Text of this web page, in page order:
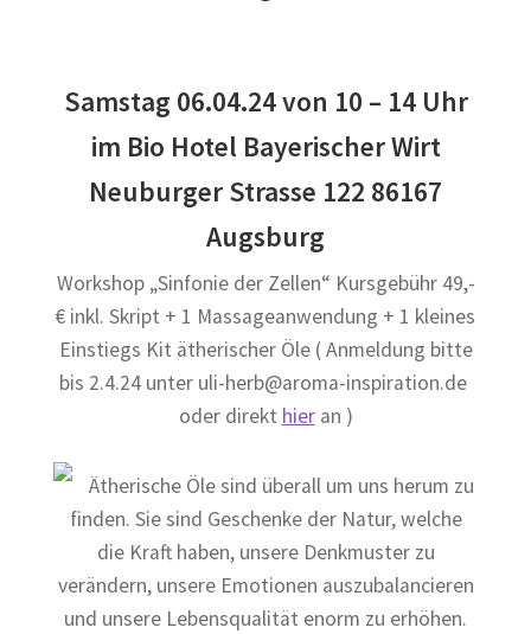
Samstag 06.04.24 von 10 – 14 Uhr
im Bio Hotel Bayerischer Wirt
Neuburger Strasse 122 86167
Augsburg
Workshop „Sinfonie der Zellen“ Kursgebühr 49,-
€ inkl. Skript + 1 Massageanwendung + 1 kleines
Einstiegs Kit ätherischer Öle ( Anmeldung bitte
bis 2.4.24 unter uli-herb@aroma-inspiration.de
oder direkt hieran )
Ätherische Öle sind überall um uns herum zu
finden. Sie sind Geschenke der Natur, welche
die Kraft haben, unsere Denkmuster zu
verändern, unsere Emotionen auszubalancieren
und unsere Lebensqualität enorm zu erhöhen.